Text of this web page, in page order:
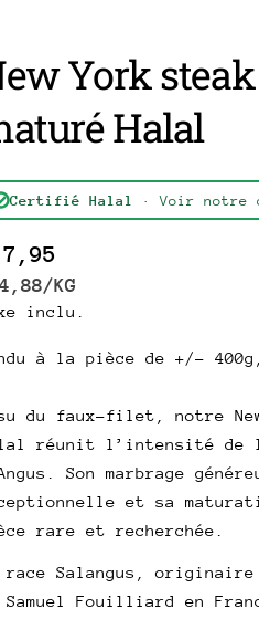
York
Halal
Certifié Halal · Voir notre
/PAR
KG
inclu.
à la pièce de +/-
du faux-filet, notre New
réunit l’intensité de
Son marbrage
et sa
rare et recherchée.
race Salangus, originaire
Samuel Fouilliard en
Partager ce produit
Partager
sur
sur
sur
Votre
Votre
message
Les champs marqués *